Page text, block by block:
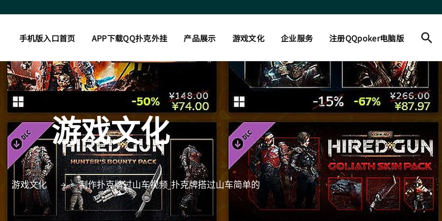
手机版入口首页 APP下载QQ扑克外挂 产品展示 游戏文化 企业服务 注册QQpoker电脑版
游戏文化
游戏文化 制作扑克牌过山车视频_扑克牌搭过山车简单的